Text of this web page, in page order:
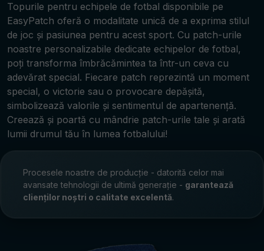
Topurile pentru echipele de fotbal disponibile pe
EasyPatch oferă o modalitate unică de a exprima stilul
de joc și pasiunea pentru acest sport. Cu patch-urile
noastre personalizabile dedicate echipelor de fotbal,
poți transforma îmbrăcămintea ta într-un ceva cu
adevărat special. Fiecare patch reprezintă un moment
special, o victorie sau o provocare depășită,
simbolizează valorile și sentimentul de apartenență.
Creează și poartă cu mândrie patch-urile tale și arată
lumii drumul tău în lumea fotbalului!
Procesele noastre de producție - datorită celor mai
avansate tehnologii de ultimă generație - garantează
clienților noștri o calitate excelentă.